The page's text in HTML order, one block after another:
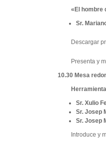
«El hombre
Sr.
Descargar
Presenta y
10.30 Mesa
Sr. Xulio
Sr. Josep
Sr. Josep
Introduce y